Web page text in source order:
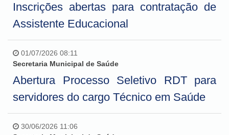
Inscrições abertas para contratação de
Assistente Educacional
01/07/2026 08:11
Secretaria Municipal de Saúde
Abertura Processo Seletivo RDT para
servidores do cargo Técnico em Saúde
30/06/2026 11:06